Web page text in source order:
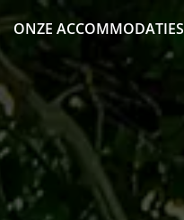
ONZE ACCOMMODATIES